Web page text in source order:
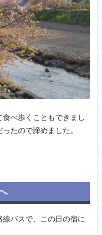
べ歩くこともできまし
たので諦めました。
バスで、この日の宿に